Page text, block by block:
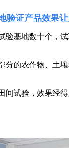
验证产品效果
验基地数十个，
分的农作物、土
间试验，效果经得